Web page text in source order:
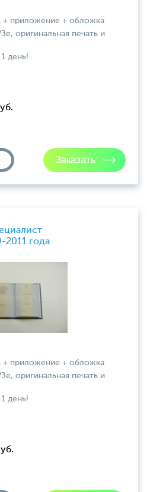
+ приложение + обложка
оригинальная печать и
день!
2011 года
+ приложение + обложка
оригинальная печать и
день!